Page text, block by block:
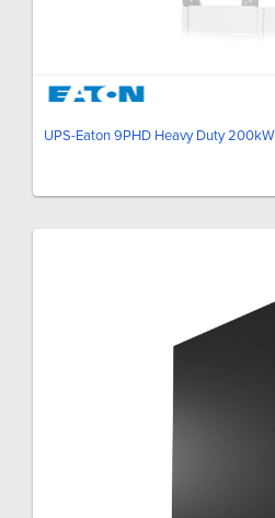
UPS-Eaton 9PHD Heavy Duty 200kW